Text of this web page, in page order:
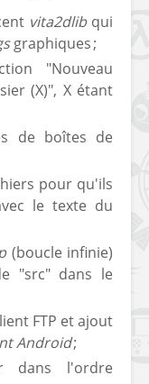
vita2dlibqui
graphiques ;
"Nouveau
(X)", X étant
de boîtes de
pour qu'ils
le texte du
(boucle infinie)
"src" dans le
FTP et ajout
Android;
dans l'ordre